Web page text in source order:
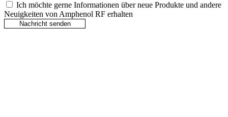
Ich möchte gerne Informationen über neue Produkte und andere
Neuigkeiten von Amphenol RF erhalten